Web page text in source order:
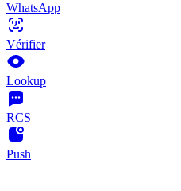
WhatsApp
Vérifier
Lookup
RCS
Push